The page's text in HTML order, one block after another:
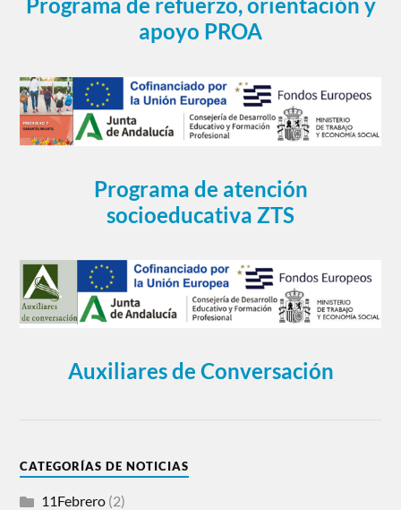
Programa de refuerzo, orientación y
apoyo PROA
Programa de atención
socioeducativa ZTS
Auxiliares de Conversación
CATEGORÍAS DE NOTICIAS
11Febrero (2)